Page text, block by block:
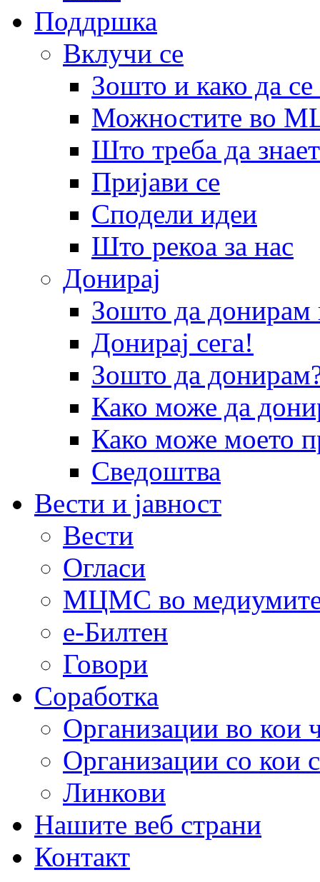
Поддршка
Вклучи се
Зошто и како да
Можностите во
Што треба да
Пријави се
Сподели идеи
Што рекоа за нас
Донирај
Зошто да
Донирај сега!
Зошто да
Како може да
Како може моето
Сведоштва
Вести и јавност
Вести
Огласи
МЦМС во
е-Билтен
Говори
Соработка
Организации во кои
Организации со кои
Линкови
Нашите веб страни
Контакт